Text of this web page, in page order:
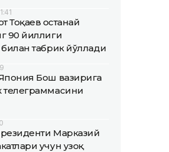
Тоқаев Қостанай
90 йиллиги
табрик йўллади
Бош вазирига
телеграммасини
Марказий
учун узоқ